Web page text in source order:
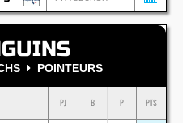
POINTEURS
PJ B P PTS